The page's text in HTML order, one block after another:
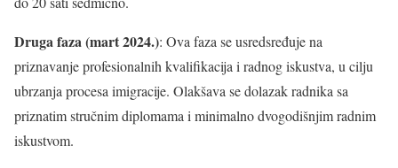
Druga faza (mart 2024.): Ova faza se usredsređuje na
priznavanje profesionalnih kvalifikacija i radnog iskustva, u cilju
ubrzanja procesa imigracije. Olakšava se dolazak radnika sa
priznatim stručnim diplomama i minimalno dvogodišnjim radnim
iskustvom.